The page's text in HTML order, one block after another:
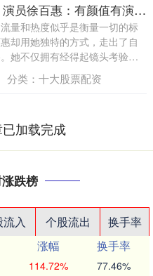
邦乾配倍 演员徐百惠：有颜值有演技，出道19年却不温不火，今42岁不婚不育_角色_生活_张脸和
量和热度似乎是衡量一切的标
却用她独特的方式，走出了自
她不仅拥有经得起镜头考验的
分类： 十大股票配资
加载完成
跌榜
入 个股流出
换手率
涨幅
换手率
114.72% 77.46%